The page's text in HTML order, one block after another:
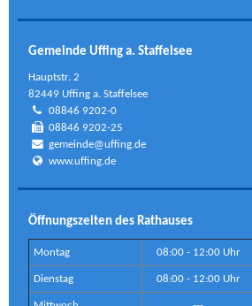
Gemeinde Uffing a. Staffelsee
Hauptstr. 2
82449 Uffing a. Staffelsee
08846 9202-0
08846 9202-25
gemeinde@uffing.de
www.uffing.de
Öffnungszeiten des Rathauses
Montag 08:00 - 12:00 Uhr
Dienstag 08:00 - 12:00 Uhr